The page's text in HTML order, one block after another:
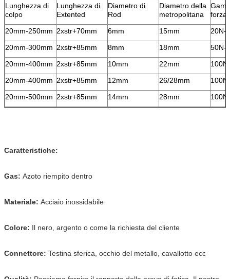
Lunghezza di
colpo
Lunghezza di
Extented
Diametro di
Rod
Diametro della
metropolitana
forza
20mm-250mm 2xstr+70mm 6mm 15mm
20N-
20mm-300mm 2xstr+85mm 8mm 18mm
50N-
20mm-400mm 2xstr+85mm 10mm 22mm
20mm-400mm 2xstr+85mm 12mm 26/28mm
20mm-500mm 2xstr+85mm 14mm 28mm
Caratteristiche:
Gas: Azoto riempito dentro
Materiale: Acciaio inossidabile
Colore: Il nero, argento o come la richiesta del cliente
Connettore: Testina sferica, occhio del metallo, cavallotto ecc